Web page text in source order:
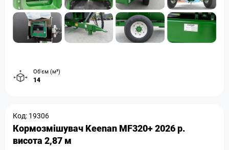
Об'єм (м³)
14
Код: 19306
Кормозмішувач Keenan MF320+ 2026 р.
висота 2,87 м